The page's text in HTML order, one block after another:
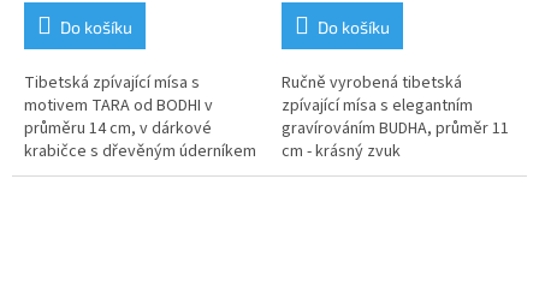
Do košíku
Tibetská zpívající mísa s
motivem TARA od BODHI v
průměru 14 cm, v dárkové
krabičce s dřevěným úderníkem
a podložkou
Do košíku
Ručně vyrobená tibetská
zpívající mísa s elegantním
gravírováním BUDHA, průměr 11
cm - krásný zvuk